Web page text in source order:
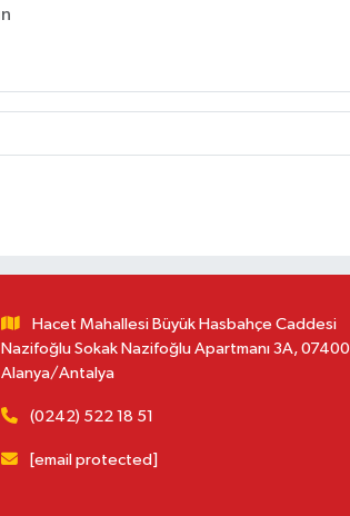
Hacet Mahallesi Büyük Hasbahçe Caddesi
Nazifoğlu Sokak Nazifoğlu Apartmanı 3A, 07400
Alanya/Antalya
(0242) 522 18 51
[email protected]